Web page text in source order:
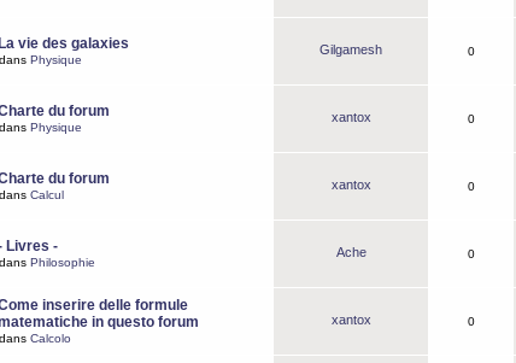
La vie des galaxies
dans Physique
Gilgamesh 0
du forum
dans Physique
xantox 0
du forum
dans Calcul
xantox 0
Livres -
dans Philosophie
Ache 0
inserire delle formule
in questo forum
dans Calcolo
xantox 0